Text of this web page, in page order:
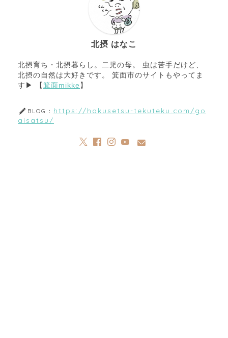
北摂 はなこ
北摂育ち・北摂暮らし。二児の母。 虫は苦手だけど、
北摂の自然は大好きです。 箕面市のサイトもやってま
す▶︎ 【 箕面mikke 】
BLOG： https://hokusetsu-tekuteku.com/go
aisatsu/